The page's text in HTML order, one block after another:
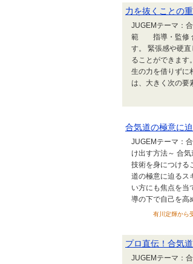
力を抜くことの
JUGEMテーマ：
範 指導・監修 合
す。 緊張感や硬
ることができます
生の力を借りずに
は、大きく次の要
合気道の極意に
JUGEMテーマ：
け出す方法～ 合
技術を身につける
道の極意に迫るス
い方にも焦点を当
導の下で自己を高
有川定輝から
プロ直伝！合気
JUGEMテーマ：